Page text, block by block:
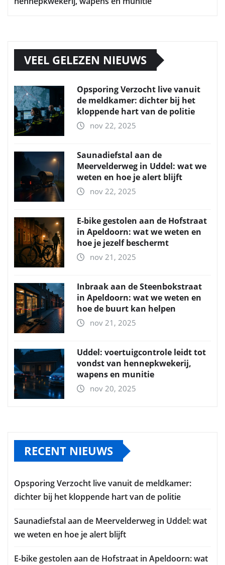
VEEL GELEZEN NIEUWS
Opsporing Verzocht live vanuit
de meldkamer: dichter bij het
kloppende hart van de politie
nov 22, 2025
Saunadiefstal aan de
Meervelderweg in Uddel: wat we
weten en hoe je alert blijft
nov 22, 2025
E-bike gestolen aan de Hofstraat
in Apeldoorn: wat we weten en
hoe je jezelf beschermt
nov 21, 2025
Inbraak aan de Steenbokstraat
in Apeldoorn: wat we weten en
hoe de buurt kan helpen
nov 21, 2025
Uddel: voertuigcontrole leidt tot
vondst van hennepkwekerij,
wapens en munitie
nov 20, 2025
RECENT NIEUWS
Opsporing Verzocht live vanuit de meldkamer:
dichter bij het kloppende hart van de politie
Saunadiefstal aan de Meervelderweg in Uddel: wat
we weten en hoe je alert blijft
E-bike gestolen aan de Hofstraat in Apeldoorn: wat